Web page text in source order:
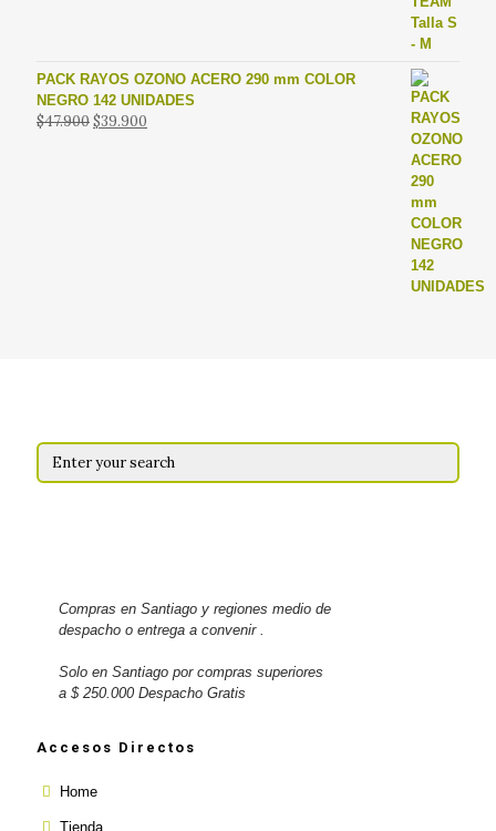
PACK RAYOS OZONO ACERO 290 mm COLOR
NEGRO 142 UNIDADES
$47.900El
$39.900
Compras en Santiago y regiones medio de
despacho o entrega a convenir .
Solo en Santiago por compras superiores
a $ 250.000 Despacho Gratis
Accesos Directos
Home
Tienda